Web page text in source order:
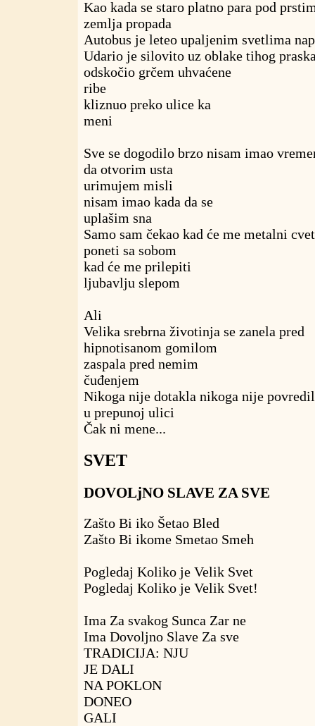
Kao kada se staro platno para pod
zemlja propada
Autobus je leteo upaljenim svetlima
Udario je silovito uz oblake tihog
odskočio grčem uhvaćene
ribe
kliznuo preko ulice ka
meni
Sve se dogodilo brzo nisam imao
da otvorim usta
urimujem misli
nisam imao kada da se
uplašim sna
Samo sam čekao kad će me metalni cvet
poneti sa sobom
kad će me prilepiti
ljubavlju slepom
Ali
Velika srebrna životinja se zanela pred
hipnotisanom gomilom
zaspala pred nemim
čuđenjem
Nikoga nije dotakla nikoga nije
u prepunoj ulici
Čak ni mene...
SVET
DOVOLjNO SLAVE ZA SVE
Zašto Bi iko Šetao Bled
Zašto Bi ikome Smetao Smeh
Pogledaj Koliko je Velik Svet
Pogledaj Koliko je Velik Svet!
Ima Za svakog Sunca Zar ne
Ima Dovoljno Slave Za sve
TRADICIJA: NJU
JE DALI
NA POKLON
DONEO
GALI